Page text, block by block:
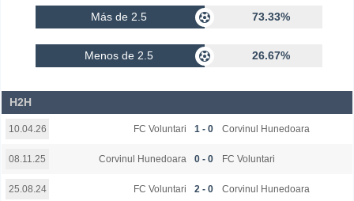
Más de 2.5 73.33%
Menos de 2.5 26.67%
H2H
10.04.26 FC Voluntari 1 - 0 Corvinul Hunedoara
08.11.25 Corvinul Hunedoara 0 - 0 FC Voluntari
25.08.24 FC Voluntari 2 - 0 Corvinul Hunedoara